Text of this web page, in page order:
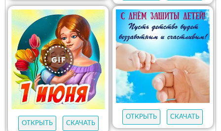
ОТКРЫТЬ СКАЧАТЬ
ОТКРЫТЬ СКАЧАТЬ